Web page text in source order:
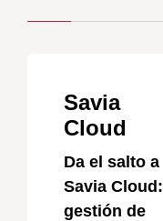
Savia
Cloud
Da el salto a
Savia Cloud:
gestión de